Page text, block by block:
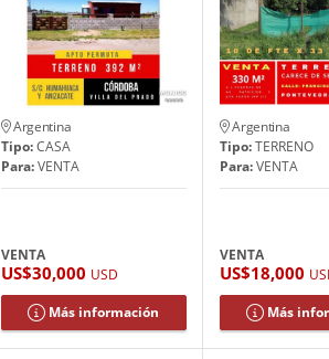
Argentina
Tipo:CASA
Para:VENTA
VENTA
US$30,000 USD
Más información
Argentina
Tipo:TERRENO
Para:VENTA
VENTA
US$18,000
Más